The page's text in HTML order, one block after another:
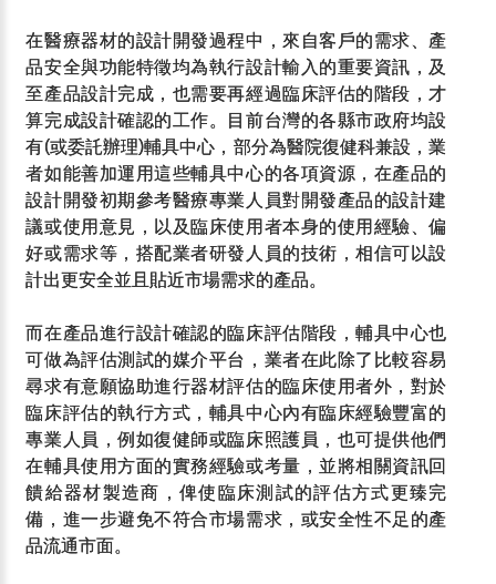
在醫療器材的設計開發過程中，來自客戶的需求、產
品安全與功能特徵均為執行設計輸入的重要資訊，及
至產品設計完成，也需要再經過臨床評估的階段，才
算完成設計確認的工作。目前台灣的各縣市政府均設
有(或委託辦理)輔具中心，部分為醫院復健科兼設，業
者如能善加運用這些輔具中心的各項資源，在產品的
設計開發初期參考醫療專業人員對開發產品的設計建
議或使用意見，以及臨床使用者本身的使用經驗、偏
好或需求等，搭配業者研發人員的技術，相信可以設
計出更安全並且貼近市場需求的產品。
而在產品進行設計確認的臨床評估階段，輔具中心也
可做為評估測試的媒介平台，業者在此除了比較容易
尋求有意願協助進行器材評估的臨床使用者外，對於
臨床評估的執行方式，輔具中心內有臨床經驗豐富的
專業人員，例如復健師或臨床照護員，也可提供他們
在輔具使用方面的實務經驗或考量，並將相關資訊回
饋給器材製造商，俾使臨床測試的評估方式更臻完
備，進一步避免不符合市場需求，或安全性不足的產
品流通市面。